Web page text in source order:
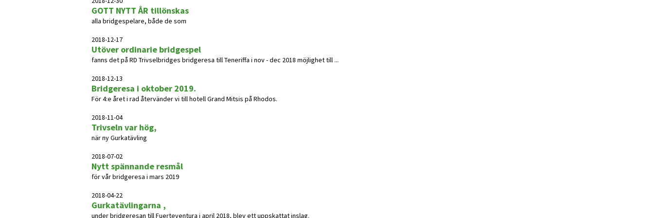
GOTT NYTT ÅR tillönskas
alla bridgespelare, både de som
2018-12-17
Utöver ordinarie bridgespel
fanns det på RD Trivselbridges bridgeresa till Teneriffa i nov - dec 2018 möjlighet till ...
2018-12-13
Bridgeresa i oktober 2019.
För 4:e året i rad återvänder vi till hotell Grand Mitsis på Rhodos.
2018-11-04
Trivseln var hög,
när ny Gurkatävling
2018-07-02
Nytt spännande resmål
för vår bridgeresa i mars 2019
2018-04-22
Gurkatävlingarna ,
under bridgeresan till Fuerteventura i april 2018, blev ett uppskattat inslag.